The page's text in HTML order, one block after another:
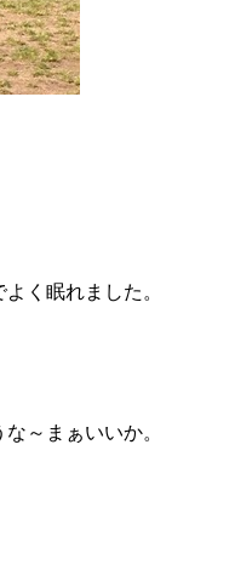
く眠れました。
～まぁいいか。